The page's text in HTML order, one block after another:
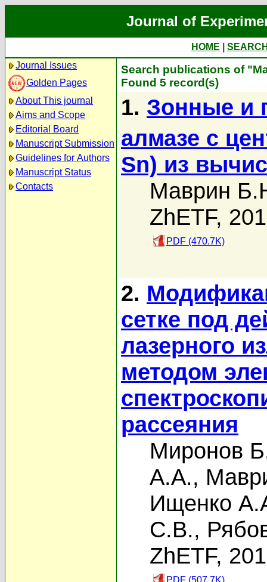
Journal of
HOME
Journal Issues
Golden Pages
About This journal
Aims and Scope
Editorial Board
Manuscript Submission
Guidelines for Authors
Manuscript Status
Contacts
Search publications of
Found 5 record(s)
1. Зонные и
алмазе с
Sn) из
Маврин
ZhETF,
PDF (470.7K)
2.
сетке под
лазерного
методом
рассеяния
Миронов
А.А.,
Ищенко
С.В.,
ZhETF,
PDF (507.7K)